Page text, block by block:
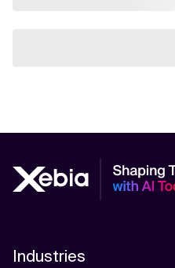
Industries